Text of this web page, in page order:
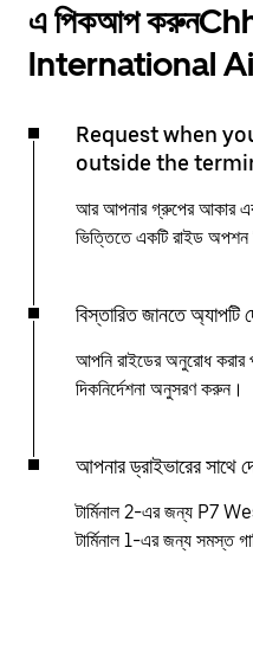
এ পিকআপ
International
Request when
outside the
আর আপনার গ্রুপের আকার
ভিত্তিতে একটি রাইড অপশন
বিস্তারিত জানতে অ্যাপটি
আপনি রাইডের অনুরোধ
দিকনির্দেশনা অনুসরণ করুন।
আপনার ড্রাইভারের সাথে
টার্মিনাল 2-এর জন্য P7
টার্মিনাল 1-এর জন্য সমস্ত